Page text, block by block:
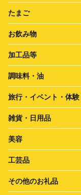
たまご
お飲み物
加工品等
調味料・油
旅行・イベント・体験
雑貨・日用品
美容
工芸品
その他のお礼品